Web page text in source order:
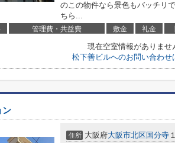
のこの物件なら景色もバッチリ
ちら...
管理費・共益費 敷金 礼金
現在空室情報がありませ
松下善ビルへのお問い合わせ
ン
住所 大阪府大阪市北区国分寺